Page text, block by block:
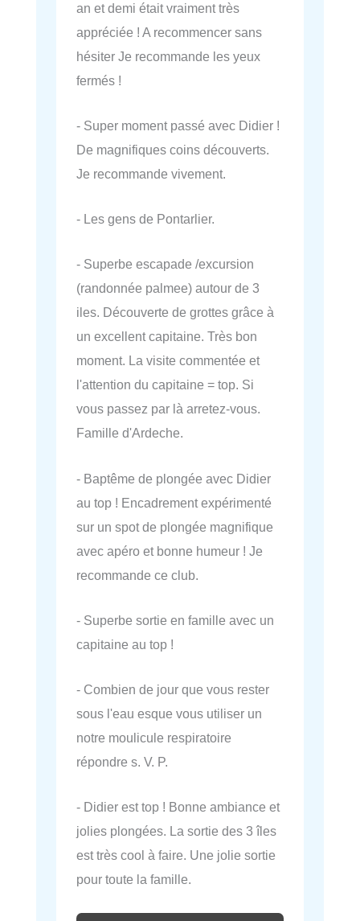
an et demi était vraiment très
appréciée ! A recommencer sans
hésiter Je recommande les yeux
fermés !
- Super moment passé avec Didier !
De magnifiques coins découverts.
Je recommande vivement.
- Les gens de Pontarlier.
- Superbe escapade /excursion
(randonnée palmee) autour de 3
iles. Découverte de grottes grâce à
un excellent capitaine. Très bon
moment. La visite commentée et
l'attention du capitaine = top. Si
vous passez par là arretez-vous.
Famille d'Ardeche.
- Baptême de plongée avec Didier
au top ! Encadrement expérimenté
sur un spot de plongée magnifique
avec apéro et bonne humeur ! Je
recommande ce club.
- Superbe sortie en famille avec un
capitaine au top !
- Combien de jour que vous rester
sous l'eau esque vous utiliser un
notre moulicule respiratoire
répondre s. V. P.
- Didier est top ! Bonne ambiance et
jolies plongées. La sortie des 3 îles
est très cool à faire. Une jolie sortie
pour toute la famille.